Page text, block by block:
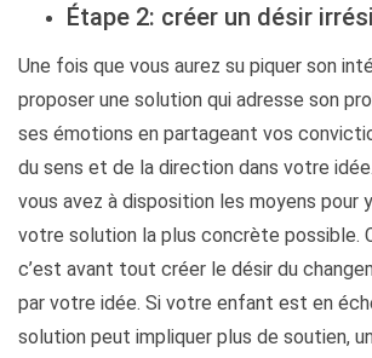
Étape 2: créer un désir
Une fois que vous aurez su piquer son
proposer une solution qui adresse son
ses émotions en partageant vos
du sens et de la direction dans votre
vous avez à disposition les moyens pour
votre solution la plus concrète possible.
c’est avant tout créer le désir du
par votre idée. Si votre enfant est en
solution peut impliquer plus de soutien,